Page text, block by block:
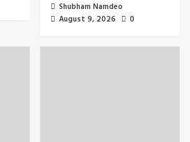
Shubham Namdeo
August 9, 2026
0